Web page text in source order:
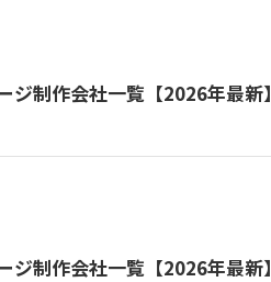
制作会社一覧【2026年最新】
制作会社一覧【2026年最新】